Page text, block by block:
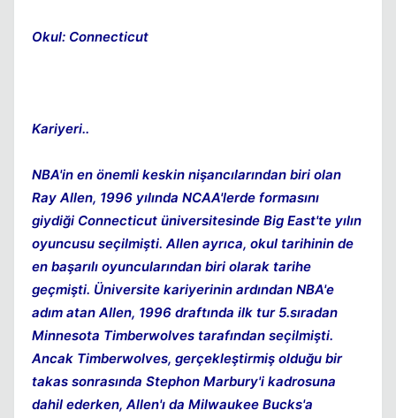
Okul: Connecticut
Kariyeri..
NBA'in en önemli keskin nişancılarından biri olan
Ray Allen, 1996 yılında NCAA'lerde formasını
giydiği Connecticut üniversitesinde Big East'te yılın
oyuncusu seçilmişti. Allen ayrıca, okul tarihinin de
en başarılı oyuncularından biri olarak tarihe
geçmişti. Üniversite kariyerinin ardından NBA'e
adım atan Allen, 1996 draftında ilk tur 5.sıradan
Minnesota Timberwolves tarafından seçilmişti.
Ancak Timberwolves, gerçekleştirmiş olduğu bir
takas sonrasında Stephon Marbury'i kadrosuna
dahil ederken, Allen'ı da Milwaukee Bucks'a